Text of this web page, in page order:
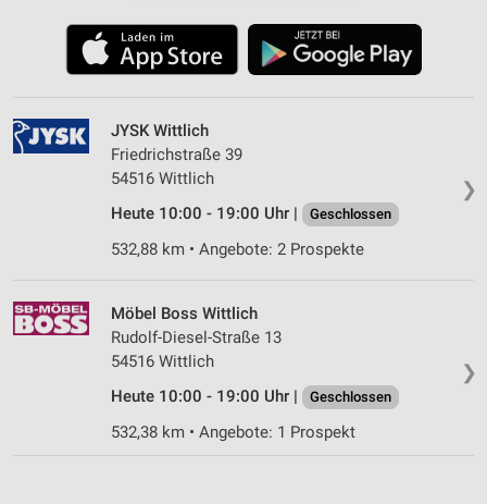
❯
JYSK Wittlich
Friedrichstraße 39
54516 Wittlich
Heute 10:00 - 19:00 Uhr |
Geschlossen
532,88 km • Angebote: 2 Prospekte
❯
Möbel Boss Wittlich
Rudolf-Diesel-Straße 13
54516 Wittlich
Heute 10:00 - 19:00 Uhr |
Geschlossen
532,38 km • Angebote: 1 Prospekt